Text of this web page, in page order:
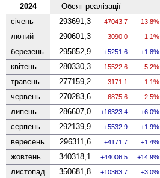
2024 Обсяг реалізації
січень
293691,3 -47043.7 -13.8%
лютий 290601,3 -3090.0 -1.1%
березень 295852,9 5251.6 1.8%
квітень 280330,3 -15522.6 -5.2%
травень 277159,2 -3171.1 -1.1%
червень 270283,6 -6875.6 -2.5%
липень 286607,0 16323.4 6.0%
серпень 292139,9 5532.9 1.9%
вересень 296311,6 4171.7 1.4%
жовтень 340318,1 44006.5 14.9%
листопад 350681,8 10363.7 3.0%